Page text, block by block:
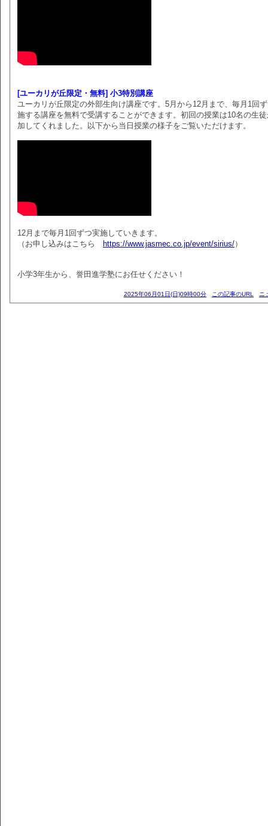
[ユーカリが丘限定・無料] 小3特別講座
ユーカリが丘限定の外部生向け講座です。5月から12月まで、毎月1回
施する講座を無料で受講することができます。初回の授業は10名の生
加してくれました。以下から当日授業の様子をご覧いただけます。
12月まで毎月1回ずつ実施していきます。
（お申し込みはこちら
https://www.jasmec.co.jp/event/sirius/）
小学3年生から、誉田進学塾にお任せください！
2025年06月01日(日)09時00分 この記事のURL ニ